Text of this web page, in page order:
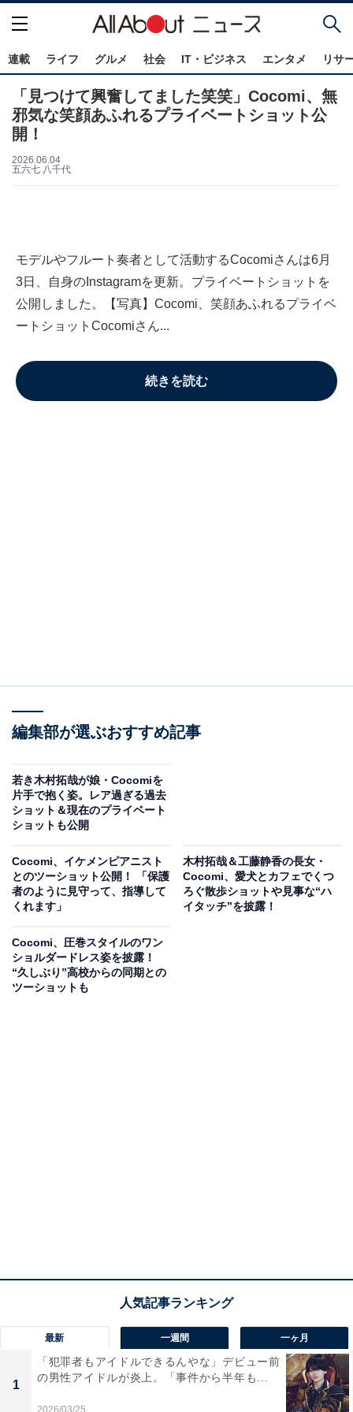
連載 ライフ グルメ 社会 IT・ビジネス エンタメ リサ
「見つけて興奮してました笑笑」Cocomi、無
邪気な笑顔あふれるプライベートショット公
開！
2026.06.04
五六七 八千代
モデルやフルート奏者として活動するCocomiさんは6月
3日、自身のInstagramを更新。プライベートショットを
公開しました。【写真】Cocomi、笑顔あふれるプライベ
ートショットCocomiさん...
続きを読む
編集部が選ぶおすすめ記事
若き木村拓哉が娘・Cocomiを
片手で抱く姿。レア過ぎる過去
ショット＆現在のプライベート
ショットも公開
Cocomi、イケメンピアニスト
とのツーショット公開！ 「保護
者のように見守って、指導して
くれます」
木村拓哉＆工藤静香の長女・
Cocomi、愛犬とカフェでくつ
ろぐ散歩ショットや見事な“ハ
イタッチ”を披露！
Cocomi、圧巻スタイルのワン
ショルダードレス姿を披露！
“久しぶり”高校からの同期との
ツーショットも
最新 一週間 一ヶ月
1
「犯罪者もアイドルできるんやな」デビュー前
の男性アイドルが炎上。「事件から半年も...